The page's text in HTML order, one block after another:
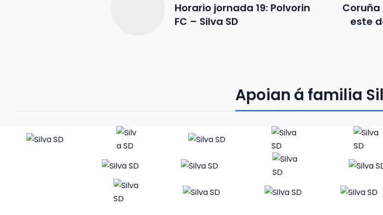
Horario jornada 19: Polvorin
FC – Silva SD
Coruña
este
Apoian á familia